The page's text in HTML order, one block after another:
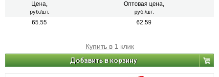
Цена,
руб./шт.
Оптовая цена,
руб./шт.
65.55 62.59
Купить в 1 клик
Добавить в корзину